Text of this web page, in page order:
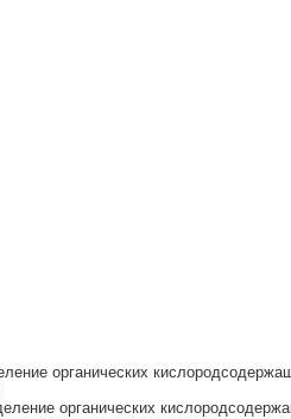
органических
органических